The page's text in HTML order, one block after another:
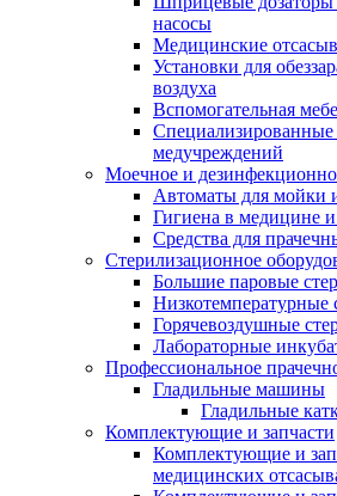
насосы
Медицинские
Установки для
воздуха
Вспомогательная
Специализированные
медучреждений
Моечное и
Автоматы для мойки
Гигиена в медицине
Средства для
Стерилизационное
Большие паровые
Низкотемпературные
Горячевоздушные
Лабораторные
Профессиональное
Гладильные машины
Гладильные
Комплектующие и запчасти
Комплектующие и
медицинских